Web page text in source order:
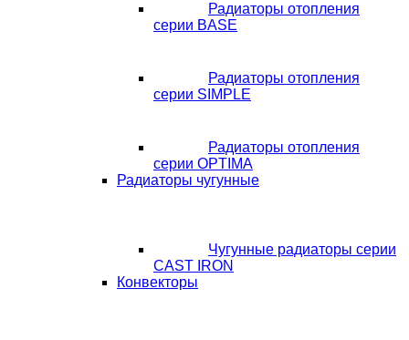
Радиаторы отопления
серии BASE
Радиаторы отопления
серии SIMPLE
Радиаторы отопления
серии OPTIMA
Радиаторы чугунные
Чугунные радиаторы серии
CAST IRON
Конвекторы